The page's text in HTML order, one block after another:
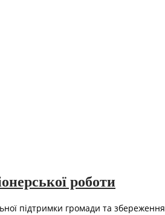
роботи
підтримки громади та збереження